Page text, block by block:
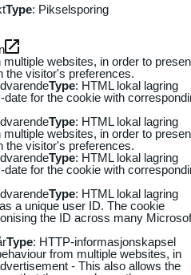
Type: Pikselsporing
websites, in order to
the visitor's preferences.
Type: HTML lokal lagring
for the cookie with
Type: HTML lokal lagring
websites, in order to
the visitor's preferences.
Type: HTML lokal lagring
for the cookie with
Type: HTML lokal lagring
a unique user ID. The cookie
the ID across many
Type: HTTP-informasjonskapsel
from multiple websites, in
- This also allows the